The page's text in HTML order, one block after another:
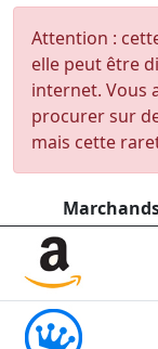
Attention :
elle peut être
internet. Vous
procurer sur
mais cette